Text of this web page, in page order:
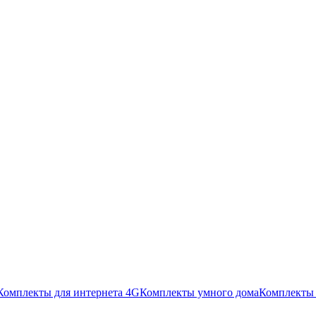
для интернета 4GКомплекты умного домаКомплекты